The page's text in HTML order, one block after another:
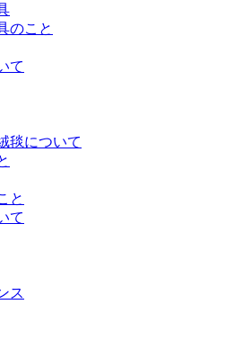
のこと
て
毯について
と
て
ス